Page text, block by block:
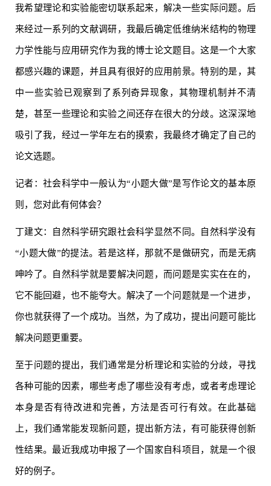
我希望理论和实验能密切联系起来，解决一些实际问题。后
来经过一系列的文献调研，我最后确定低维纳米结构的物理
力学性能与应用研究作为我的博士论文题目。这是一个大家
都感兴趣的课题，并且具有很好的应用前景。特别的是，其
中一些实验已观察到了系列奇异现象，其物理机制并不清
楚，甚至一些理论和实验之间还存在很大的分歧。这深深地
吸引了我，经过一学年左右的摸索，我最终才确定了自己的
论文选题。
记者：社会科学中一般认为“小题大做”是写作论文的基本原
则，您对此有何体会？
丁建文：自然科学研究跟社会科学显然不同。自然科学没有
“小题大做”的提法。若是这样，那就不是做研究，而是无病
呻吟了。自然科学就是要解决问题，而问题是实实在在的，
它不能回避，也不能夸大。解决了一个问题就是一个进步，
你也就获得了一个成功。当然，为了成功，提出问题可能比
解决问题更重要。
至于问题的提出，我们通常是分析理论和实验的分歧，寻找
各种可能的因素，哪些考虑了哪些没有考虑，或者考虑理论
本身是否有待改进和完善，方法是否可行有效。在此基础
上，我们通常能发现新问题，提出新方法，有可能获得创新
性结果。最近我成功申报了一个国家自科项目，就是一个很
好的例子。